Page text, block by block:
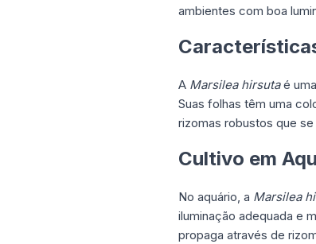
ambientes com boa
A Marsilea hirsutaé
Suas folhas têm uma
rizomas robustos que
Cultivo em
No aquário, a Marsilea
iluminação adequada e
propaga através de